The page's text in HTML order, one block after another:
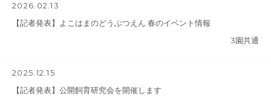
2026.02.13
【記者発表】よこはまのどうぶつえん 春のイベント情報
3園共通
2025.12.15
【記者発表】公開飼育研究会を開催します